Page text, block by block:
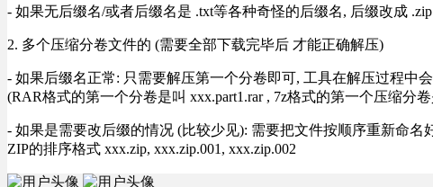
- 如果无后缀名/或者后缀名是 .txt等各种奇怪的后缀名, 后缀改成
2. 多个压缩分卷文件的 (需要全部下载完毕后 才能正确解压)
- 如果后缀名正常: 只需要解压第一个分卷即可, 工具在解压过程中
(RAR格式的第一个分卷是叫 xxx.part1.rar , 7z格式的第一个压缩分
- 如果是需要改后缀的情况 (比较少见): 需要把文件按顺序重新命名
ZIP的排序格式 xxx.zip, xxx.zip.001, xxx.zip.002